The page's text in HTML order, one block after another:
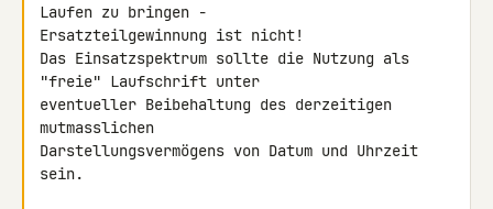
Laufen zu bringen -
Ersatzteilgewinnung ist nicht!
Das Einsatzspektrum sollte die Nutzung als
"freie" Laufschrift unter
eventueller Beibehaltung des derzeitigen
mutmasslichen
Darstellungsvermögens von Datum und Uhrzeit
sein.